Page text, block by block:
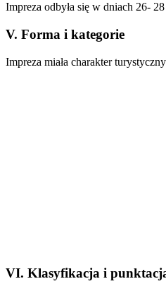
Impreza odbyła się w dniach 26-
V. Forma i kategorie
Impreza miała charakter
VI. Klasyfikacja i